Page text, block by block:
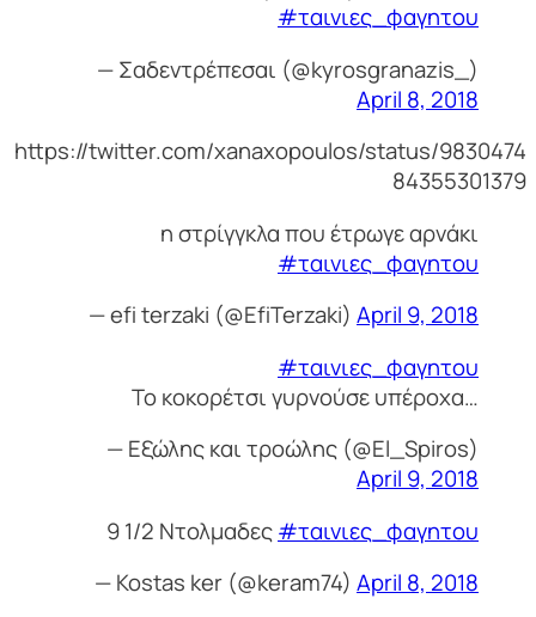
#ταινιες_φαγητου
— Σαδεντρέπεσαι (@kyrosgranazis_)
April 8, 2018
https://twitter.com/xanaxopoulos/status/9830474
84355301379
η στρίγγκλα που έτρωγε αρνάκι
#ταινιες_φαγητου
— efi terzaki (@EfiTerzaki) April 9, 2018
#ταινιες_φαγητου
Το κοκορέτσι γυρνούσε υπέροχα…
— Εξώλης και τροώλης (@El_Spiros)
April 9, 2018
9 1/2 Ντολμαδες#ταινιες_φαγητου
— Kostas ker (@keram74) April 8, 2018